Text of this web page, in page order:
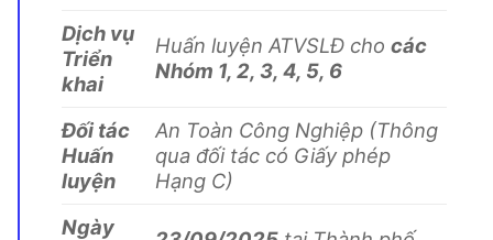
Dịch vụ
Triển
khai
Huấn luyện ATVSLĐ chocác
Nhóm 1, 2, 3, 4, 5, 6
Đối tác
Huấn
luyện
An Toàn Công Nghiệp (Thông
qua đối tác có Giấy phép
Hạng C)
Ngày